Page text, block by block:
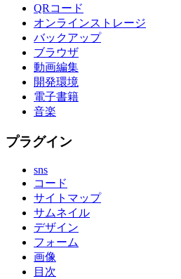
QRコード
オンラインストレージ
バックアップ
ブラウザ
動画編集
開発環境
電子書籍
音楽
プラグイン
sns
コード
サイトマップ
サムネイル
デザイン
フォーム
画像
目次